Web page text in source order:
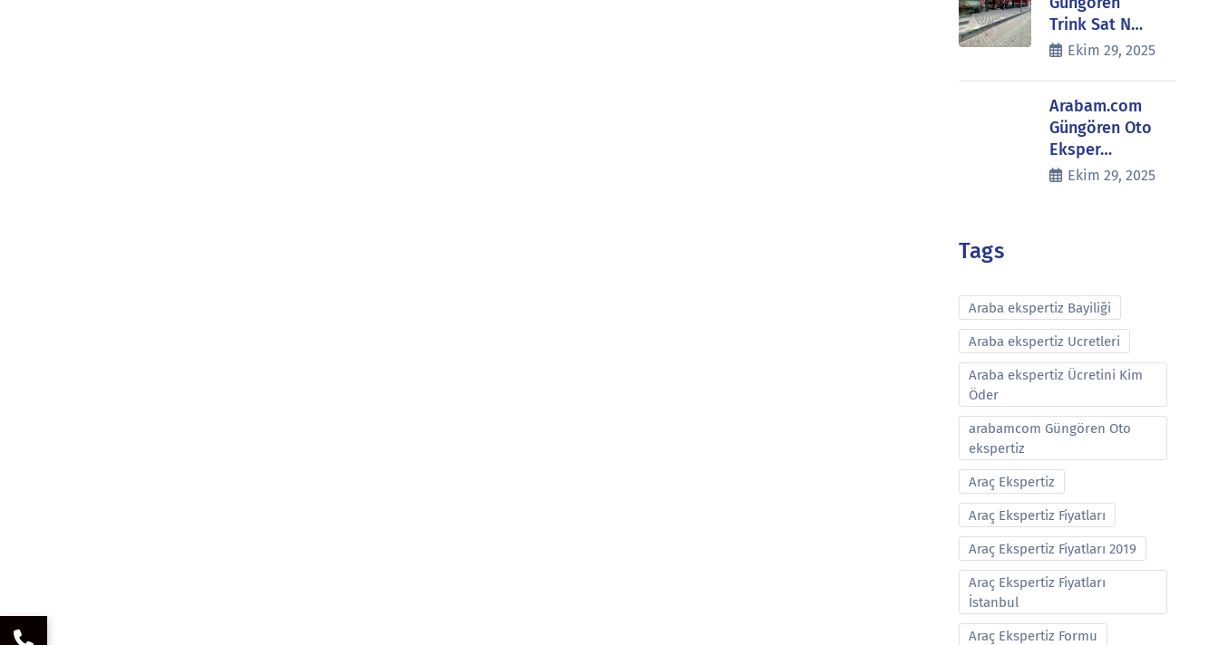
Trink Sat N…
Ekim 29, 2025
Arabam.com
Güngören Oto
Eksper…
Ekim 29, 2025
Tags
Araba ekspertiz Bayiliği
Araba ekspertiz Ucretleri
Araba ekspertiz Ücretini Kim
Öder
arabamcom Güngören Oto
ekspertiz
Araç Ekspertiz
Araç Ekspertiz Fiyatları
Araç Ekspertiz Fiyatları 2019
Araç Ekspertiz Fiyatları
İstanbul
Araç Ekspertiz Formu